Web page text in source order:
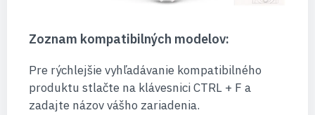
Zoznam kompatibilných modelov:
Pre rýchlejšie vyhľadávanie kompatibilného
produktu stlačte na klávesnici CTRL + F a
zadajte názov vášho zariadenia.